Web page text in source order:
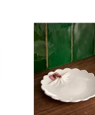
Owala 人气水杯 高颜
实用设计圈粉无数
7.5折起！透明吸管杯